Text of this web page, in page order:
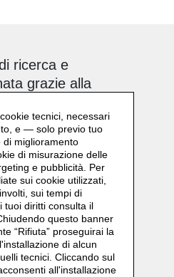
ricerca e
grazie alla
Lorenzi e
e sempre in
tecnici, necessari
e — solo previo tuo
miglioramento
di misurazione delle
e pubblicità. Per
sui cookie utilizzati,
sui tempi di
tuoi diritti consulta il
questo banner
“Rifiuta” proseguirai la
di alcun
tecnici. Cliccando sul
all'installazione